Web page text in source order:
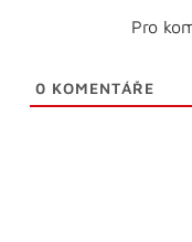
Pro
0 KOMENTÁŘE